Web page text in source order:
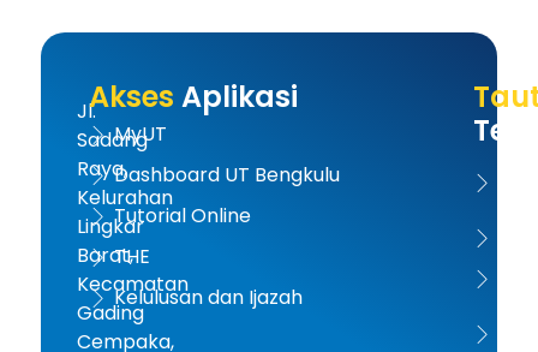
Jl.
Sadang
Raya,
Kelurahan
Lingkar
Barat,
Kecamatan
Gading
Cempaka,
Akses Aplikasi
MyUT
Dashboard UT Bengkulu
Tutorial Online
THE
Kelulusan dan Ijazah